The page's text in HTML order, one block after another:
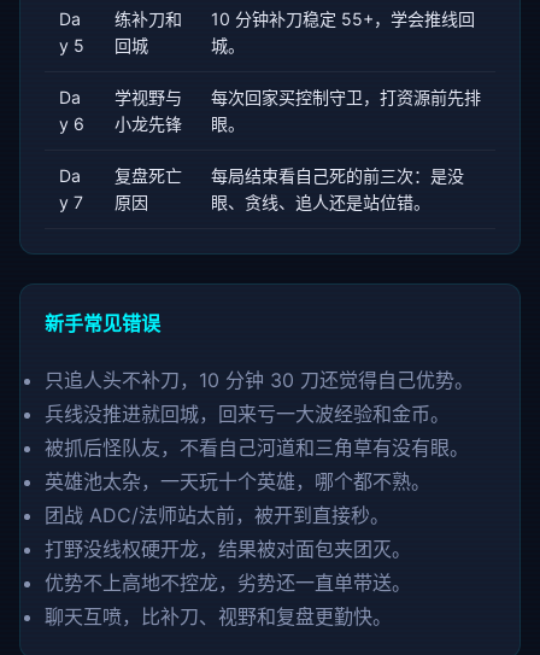
Da
y 5
练补刀和
回城
10 分钟补刀稳定 55+，学会推线回
城。
Da
y 6
学视野与
小龙先锋
每次回家买控制守卫，打资源前先排
眼。
Da
y 7
复盘死亡
原因
每局结束看自己死的前三次：是没
眼、贪线、追人还是站位错。
新手常见错误
只追人头不补刀，10 分钟 30 刀还觉得自己优势。
兵线没推进就回城，回来亏一大波经验和金币。
被抓后怪队友，不看自己河道和三角草有没有眼。
英雄池太杂，一天玩十个英雄，哪个都不熟。
团战 ADC/法师站太前，被开到直接秒。
打野没线权硬开龙，结果被对面包夹团灭。
优势不上高地不控龙，劣势还一直单带送。
聊天互喷，比补刀、视野和复盘更勤快。